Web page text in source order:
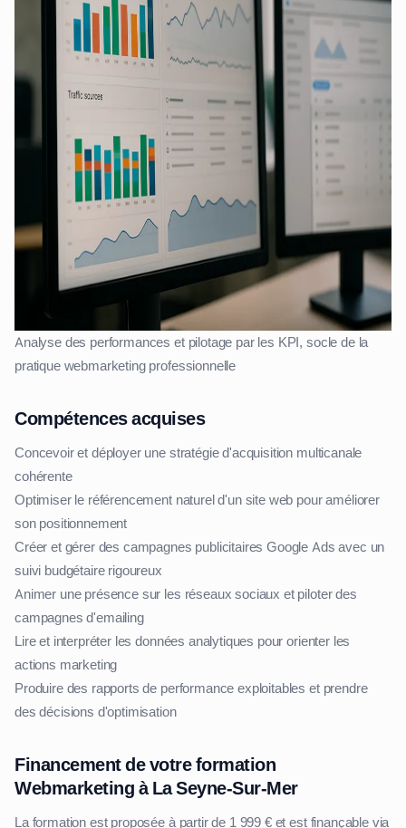
Analyse des performances et pilotage par les KPI, socle de la
pratique webmarketing professionnelle
Compétences acquises
Concevoir et déployer une stratégie d'acquisition multicanale
cohérente
Optimiser le référencement naturel d'un site web pour améliorer
son positionnement
Créer et gérer des campagnes publicitaires Google Ads avec un
suivi budgétaire rigoureux
Animer une présence sur les réseaux sociaux et piloter des
campagnes d'emailing
Lire et interpréter les données analytiques pour orienter les
actions marketing
Produire des rapports de performance exploitables et prendre
des décisions d'optimisation
Financement de votre formation
Webmarketing à La Seyne-Sur-Mer
La formation est proposée à partir de 1 999 € et est finançable via